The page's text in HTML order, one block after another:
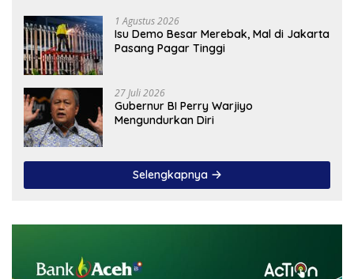
1 Agustus 2026
Isu Demo Besar Merebak, Mal di Jakarta
Pasang Pagar Tinggi
27 Juli 2026
Gubernur BI Perry Warjiyo
Mengundurkan Diri
Selengkapnya